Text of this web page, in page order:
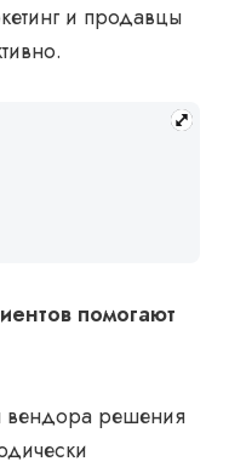
и продавцы
помогают
вендора решения